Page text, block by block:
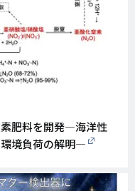
肥料を開発―海洋性
境負荷の解明―